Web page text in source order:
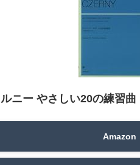
ニー やさしい20の練習
Amazon